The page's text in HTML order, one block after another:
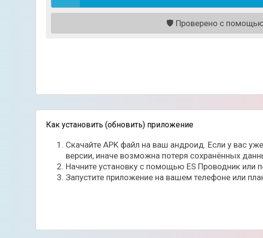
🛡️ Проверено с помощью
Как установить (обновить) приложение
Скачайте APK файл на ваш андроид. Если у вас
версии, иначе возможна потеря сохранённых
Начните установку с помощью ES Проводник
Запустите приложение на вашем телефоне или